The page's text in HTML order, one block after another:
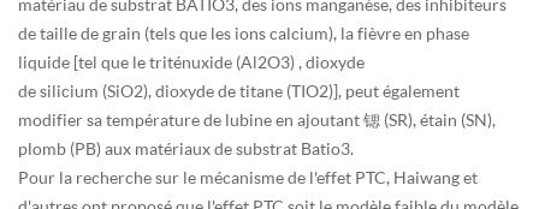
matériau de substrat BATIO3, des ions manganèse, des inhibiteurs
de taille de grain (tels que les ions calcium), la fièvre en phase
liquide [tel que le triténuxide (Al2O3) , dioxyde
de silicium (SiO2), dioxyde de titane (TIO2)], peut également
modifier sa température de lubine en ajoutant 锶 (SR), étain (SN),
plomb (PB) aux matériaux de substrat Batio3.
Pour la recherche sur le mécanisme de l'effet PTC, Haiwang et